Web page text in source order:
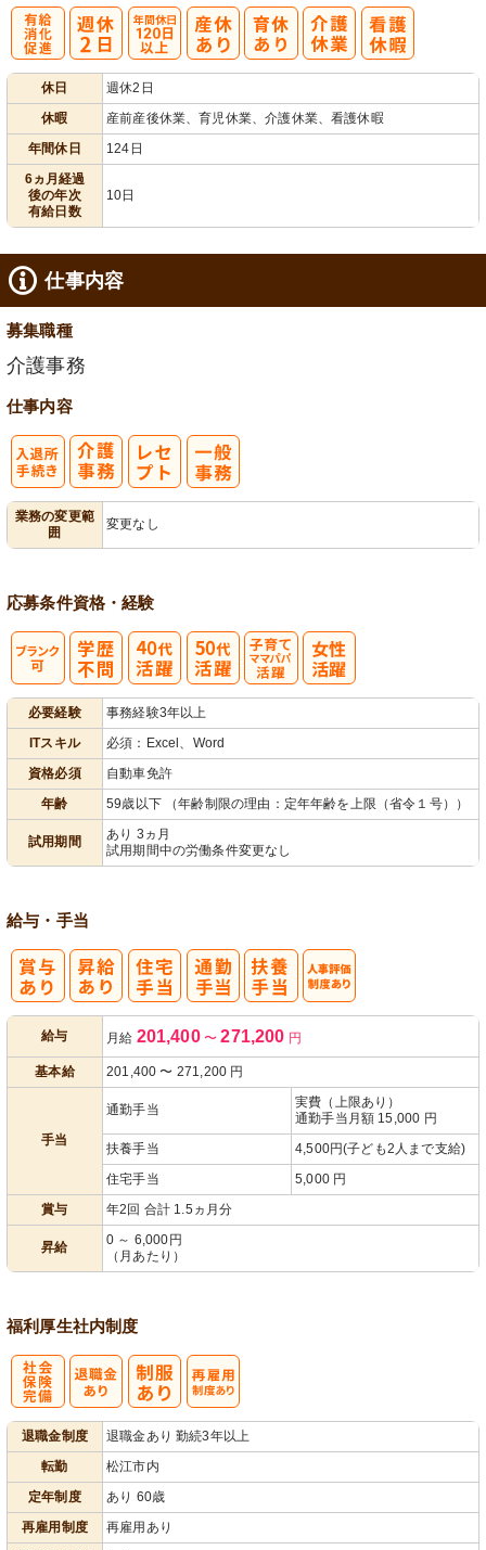
休日
週休2日
休暇
産前産後休業、育児休業、介護休業、看護休暇
年間休日
124日
6ヵ月経過
後の年次
有給日数
10日
仕事内容
募集職種
介護事務
仕事内容
業務の変更範
囲
変更なし
応募条件資格・経験
必要経験
事務経験3年以上
ITスキル
必須：Excel、Word
資格必須
自動車免許
年齢
59歳以下 （年齢制限の理由：定年年齢を上限（省令１号））
試用期間
あり 3ヵ月
試用期間中の労働条件変更なし
給与・手当
給与 月給 201,400 〜 271,200 円
基本給 201,400 〜 271,200 円
手当
通勤手当
実費（上限あり）
通勤手当月額 15,000 円
扶養手当
4,500円(子ども2人まで支給)
住宅手当
5,000 円
賞与
年2回 合計 1.5ヵ月分
昇給
0 ～ 6,000円
（月あたり）
福利厚生社内制度
退職金制度
退職金あり 勤続3年以上
転勤
松江市内
定年制度
あり 60歳
再雇用制度
再雇用あり